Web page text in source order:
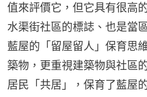
值來評價它，但它具有很
水渠街社區的標誌、也是當
藍屋的「留屋留人」保育思
築物，更重視建築物與社區
居民「共居」，保育了藍屋